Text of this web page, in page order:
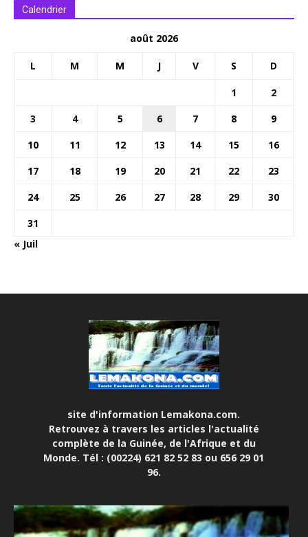
Calendrier
août 2026
L M M J V S D
1
2
3
4 5 6 7 8
9
10
11 12 13 14 15
16
17
18 19 20 21 22
23
24
25 26 27 28 29
30
31
« Juil
site d'information Lemakona.com.
Retrouvez à travers les articles l'actualité
complète de la Guinée, de l'Afrique et du
Monde. Tél : (00224) 621 82 52 83 ou 656 29 01
96.